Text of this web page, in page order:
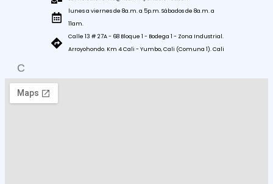
lunes a viernes de 8a.m. a 5p.m. Sábados de 8a.m. a
11am.
Calle 13 # 27A - 68 Bloque 1 - Bodega 1 - Zona Industrial.
Arroyohondo. Km 4 Cali - Yumbo, Cali (Comuna 1). Cali
C
O
M
O